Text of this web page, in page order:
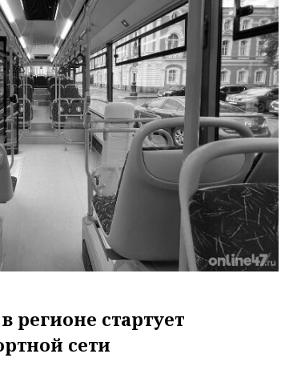
регионе стартует
сети